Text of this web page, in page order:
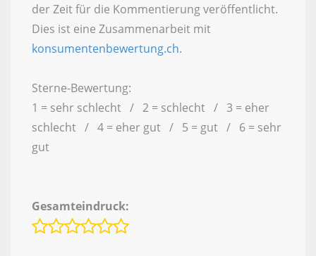
der Zeit für die Kommentierung veröffentlicht.
Dies ist eine Zusammenarbeit mit
konsumentenbewertung.ch.
Sterne-Bewertung:
1 = sehr schlecht / 2 = schlecht / 3 = eher
schlecht / 4 = eher gut / 5 = gut / 6 = sehr
gut
Gesamteindruck: